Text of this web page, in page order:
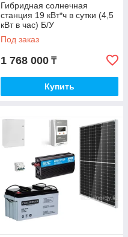
Гибридная солнечная
станция 19 кВт*ч в сутки (4,5
кВт в час) Б/У
Под заказ
1 768 000 ₸
Купить